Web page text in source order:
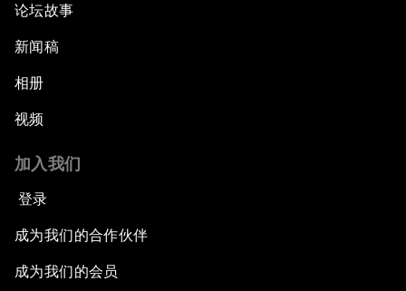
论坛故事
新闻稿
相册
视频
加入我们
登录
成为我们的合作伙伴
成为我们的会员